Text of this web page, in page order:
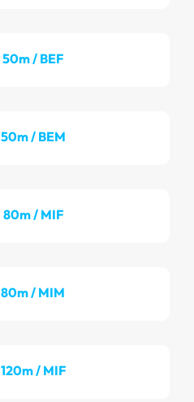
50m / BEF
50m / BEM
80m / MIF
80m / MIM
120m / MIF